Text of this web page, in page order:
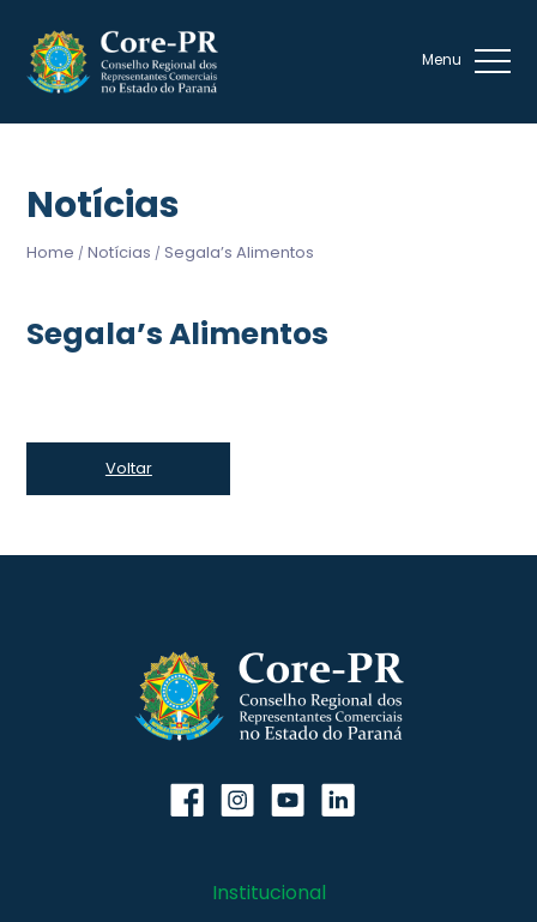
Notícias
Home / Notícias / Segala’s Alimentos
Segala’s Alimentos
Voltar
Institucional